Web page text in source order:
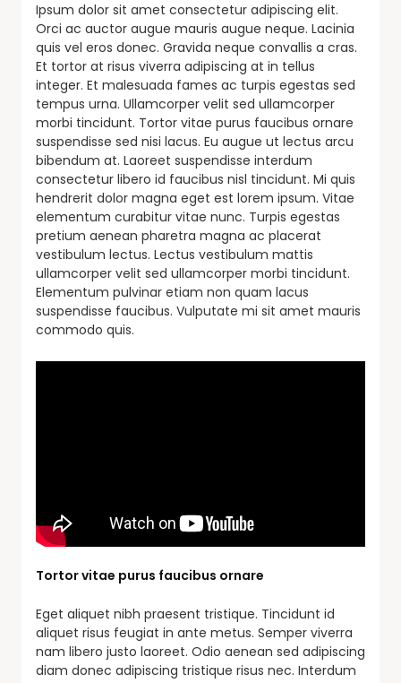
Ipsum dolor sit amet consectetur adipiscing elit.
Orci ac auctor augue mauris augue neque. Lacinia
quis vel eros donec. Gravida neque convallis a cras.
Et tortor at risus viverra adipiscing at in tellus
integer. Et malesuada fames ac turpis egestas sed
tempus urna. Ullamcorper velit sed ullamcorper
morbi tincidunt. Tortor vitae purus faucibus ornare
suspendisse sed nisi lacus. Eu augue ut lectus arcu
bibendum at. Laoreet suspendisse interdum
consectetur libero id faucibus nisl tincidunt. Mi quis
hendrerit dolor magna eget est lorem ipsum. Vitae
elementum curabitur vitae nunc. Turpis egestas
pretium aenean pharetra magna ac placerat
vestibulum lectus. Lectus vestibulum mattis
ullamcorper velit sed ullamcorper morbi tincidunt.
Elementum pulvinar etiam non quam lacus
suspendisse faucibus. Vulputate mi sit amet mauris
commodo quis.
Tortor vitae purus faucibus ornare
Eget aliquet nibh praesent tristique. Tincidunt id
aliquet risus feugiat in ante metus. Semper viverra
nam libero justo laoreet. Odio aenean sed adipiscing
diam donec adipiscing tristique risus nec. Interdum